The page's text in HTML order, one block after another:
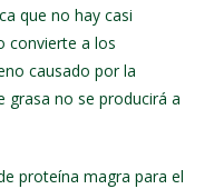
que no hay casi
convierte a los
causado por la
grasa no se producirá a
proteína magra para el